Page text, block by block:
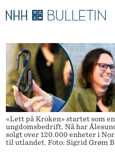
T
A
R
P
P
K
A
O
V
E
D
M
E
N
Y
Ø
E
T
T
S
T
E
D
E
T
Stipendiater og nye
Disputaser
Ekspertutvalg
Om Bulletin
«Lett på Kroken» startet som
ungdomsbedrift. Nå har
solgt over 120.000 enheter i
til utlandet. Foto: Sigrid Grøm